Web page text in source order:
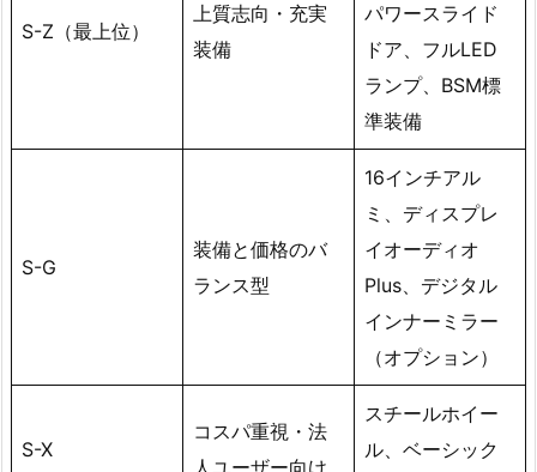
S-Z（最上位）
上質志向・充実
装備
パワースライド
ドア、フルLED
ランプ、BSM標
準装備
S-G
装備と価格のバ
ランス型
16インチアル
ミ、ディスプレ
イオーディオ
Plus、デジタル
インナーミラー
（オプション）
S-X
コスパ重視・法
スチールホイー
ル、ベーシック